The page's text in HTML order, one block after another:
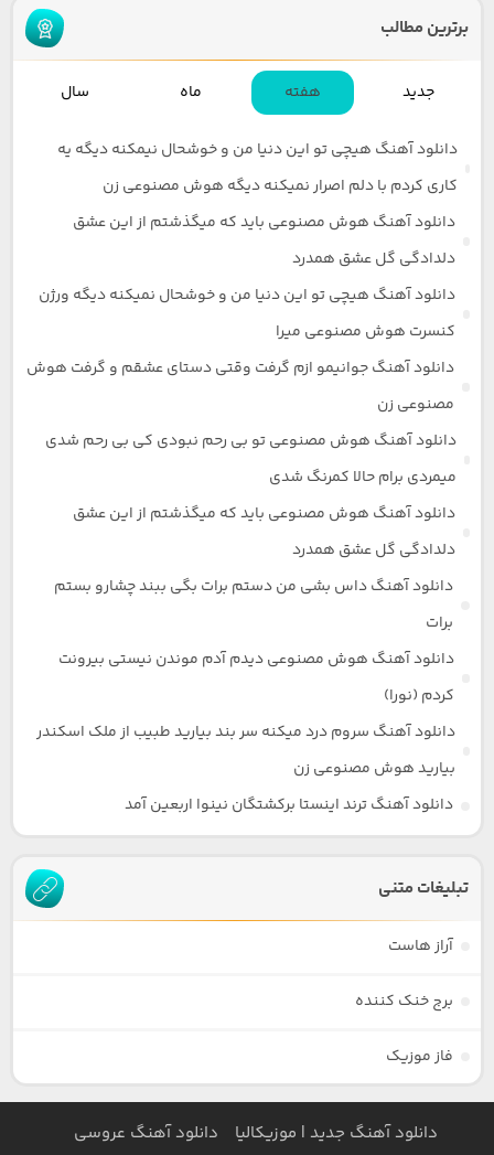
برترین مطالب
جدید هفته ماه سال
دانلود آهنگ هیچی تو این دنیا من و خوشحال نیمکنه دیگه یه
کاری کردم با دلم اصرار نمیکنه دیگه هوش مصنوعی زن
دانلود آهنگ هوش مصنوعی باید که میگذشتم از این عشق
دلدادگی گل عشق همدرد
دانلود آهنگ هیچی تو این دنیا من و خوشحال نمیکنه دیگه ورژن
کنسرت هوش مصنوعی میرا
دانلود آهنگ جوانیمو ازم گرفت وقتی دستای عشقم و گرفت هوش
مصنوعی زن
دانلود آهنگ هوش مصنوعی تو بی رحم نبودی کی بی رحم شدی
میمردی برام حالا کمرنگ شدی
دانلود آهنگ هوش مصنوعی باید که میگذشتم از این عشق
دلدادگی گل عشق همدرد
دانلود آهنگ داس بشی من دستم برات بگی ببند چشارو بستم
برات
دانلود آهنگ هوش مصنوعی دیدم آدم موندن نیستی بیرونت
کردم (نورا)
دانلود آهنگ سروم درد میکنه سر بند بیارید طبیب از ملک اسکندر
بیارید هوش مصنوعی زن
دانلود آهنگ ترند اینستا برکشتگان نینوا اربعین آمد
تبلیغات متنی
آراز هاست
برج خنک کننده
فاز موزیک
دانلود آهنگ جدید | موزیکالیا
دانلود آهنگ عروسی